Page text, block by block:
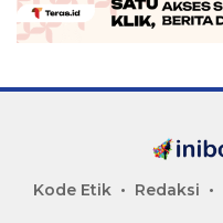
Kode Etik Redaksi